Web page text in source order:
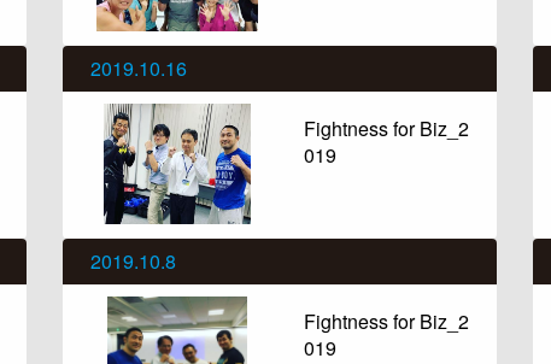
2019.10.16
Fightness for Biz_2
019
2019.10.8
Fightness for Biz_2
019